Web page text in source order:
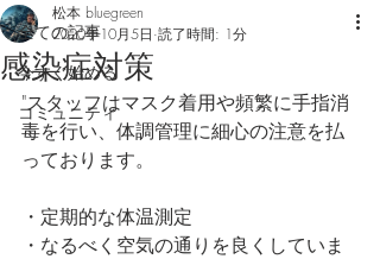
全ての記事
今すぐ始める
コミュニティ
感染症対策
松本 bluegreen
2020年10月5日 読了時間: 1分
"スタッフはマスク着用や頻繁に手指消
毒を行い、体調管理に細心の注意を払
っております。
・定期的な体温測定
・なるべく空気の通りを良くしていま